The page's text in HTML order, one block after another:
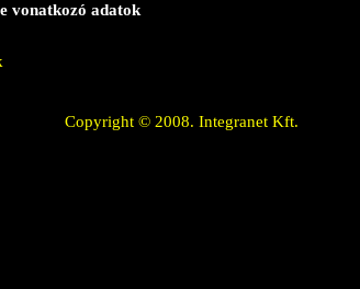
vonatkozó adatok
Copyright © 2008. Integranet Kft.